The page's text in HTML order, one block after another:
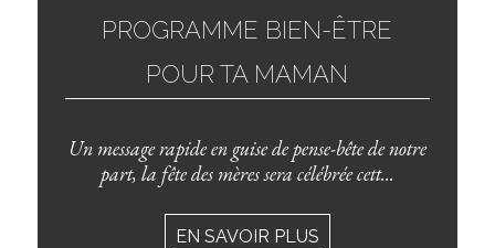
PROGRAMME BIEN-ÊTRE
POUR TA MAMAN
Un message rapide en guise de pense-bête de notre
part, la fête des mères sera célébrée cett...
EN SAVOIR PLUS